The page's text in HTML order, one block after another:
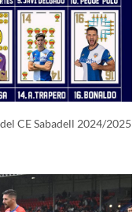
CE Sabadell 2024/2025